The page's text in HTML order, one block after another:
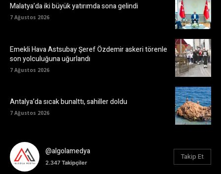
Malatya’da iki büyük yatırımda sona gelindi
7 Ağustos 2026
Emekli Hava Astsubay Şeref Özdemir askeri törenle
son yolculuğuna uğurlandı
7 Ağustos 2026
Antalya’da sıcak bunalttı, sahiller doldu
7 Ağustos 2026
@algolamedya
2.347 Takipçiler
Takip Et